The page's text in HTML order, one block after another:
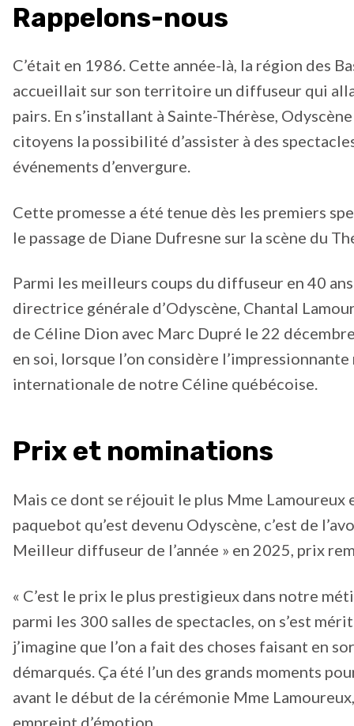
Rappelons-nous
C’était en 1986. Cette année-là, la région des
accueillait sur son territoire un diffuseur qui
pairs. En s’installant à Sainte-Thérèse,
citoyens la possibilité d’assister à des
événements d’envergure.
Cette promesse a été tenue dès les premiers
le passage de Diane Dufresne sur la scène du
Parmi les meilleurs coups du diffuseur en 40
directrice générale d’Odyscène, Chantal
de Céline Dion avec Marc Dupré le 22
en soi, lorsque l’on considère
internationale de notre Céline québécoise.
Prix et nominations
Mais ce dont se réjouit le plus Mme Lamoureux
paquebot qu’est devenu Odyscène, c’est de
Meilleur diffuseur de l’année » en 2025, prix
« C’est le prix le plus prestigieux dans notre
parmi les 300 salles de spectacles, on s’est
j’imagine que l’on a fait des choses faisant en
démarqués. Ça été l’un des grands moments
avant le début de la cérémonie Mme
empreint d’émotion.